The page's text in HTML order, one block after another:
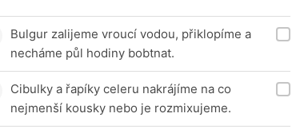
Bulgur zalijeme vroucí vodou, přiklopíme a
necháme půl hodiny bobtnat.
Cibulky a řapíky celeru nakrájíme na co
nejmenší kousky nebo je rozmixujeme.